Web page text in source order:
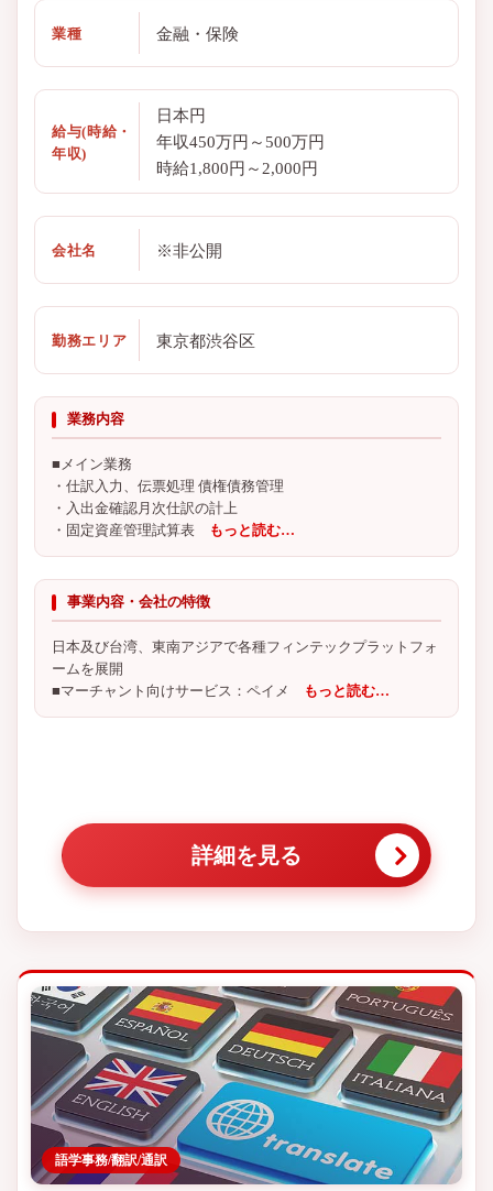
業種 金融・保険
給与(時給・
年収)
日本円
年収450万円～500万円
時給1,800円～2,000円
会社名 ※非公開
勤務エリア 東京都渋谷区
業務内容
■メイン業務
・仕訳入力、伝票処理 債権債務管理
・入出金確認月次仕訳の計上
・固定資産管理試算表 もっと読む…
事業内容・会社の特徴
日本及び台湾、東南アジアで各種フィンテックプラットフォ
ームを展開
■マーチャント向けサービス：ペイメ
もっと読む…
詳細を見る
語学事務/翻訳/通訳